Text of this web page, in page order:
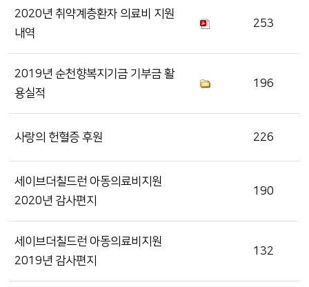
2020년 취약계층환자 의료비 지원
내역
253
2019년 순천향복지기금 기부금 활
용실적
196
사랑의 헌혈증 후원 226
세이브더칠드런 아동의료비지원
2020년 감사편지
190
세이브더칠드런 아동의료비지원
2019년 감사편지
132